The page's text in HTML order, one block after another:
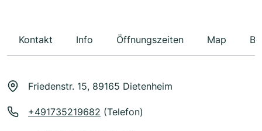
Kontakt Info Öffnungszeiten Map
Friedenstr. 15, 89165 Dietenheim
+491735219682 (Telefon)